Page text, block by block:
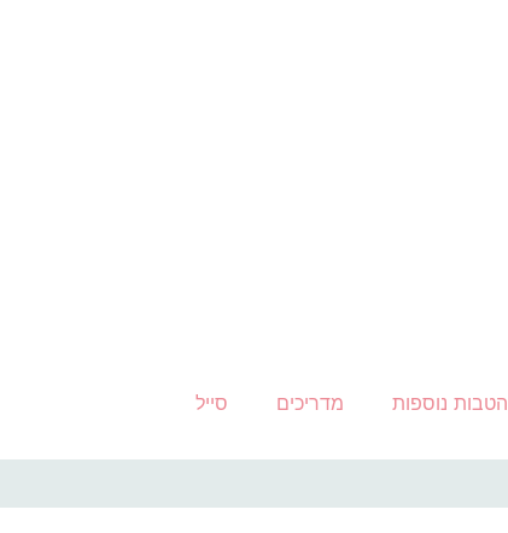
הטבות נוספות מדריכים סייל